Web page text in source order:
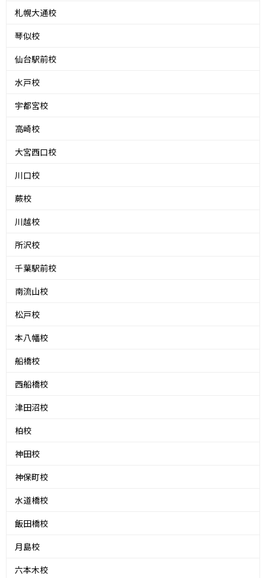
札幌大通校
琴似校
仙台駅前校
水戸校
宇都宮校
高崎校
大宮西口校
川口校
蕨校
川越校
所沢校
千葉駅前校
南流山校
松戸校
本八幡校
船橋校
西船橋校
津田沼校
柏校
神田校
神保町校
水道橋校
飯田橋校
月島校
六本木校